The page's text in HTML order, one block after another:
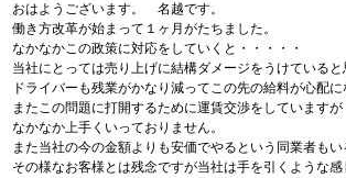
おはようございます。 名越です。
働き方改革が始まって１ヶ月がたちました。
なかなかこの政策に対応をしていくと・・・・・
当社にとっては売り上げに結構ダメージをうけていると
ドライバーも残業がかなり減ってこの先の給料が心配
またこの問題に打開するために運賃交渉をしていますが
なかなか上手くいっておりません。
また当社の今の金額よりも安価でやるという同業者もい
その様なお客様とは残念ですが当社は手を引くような感